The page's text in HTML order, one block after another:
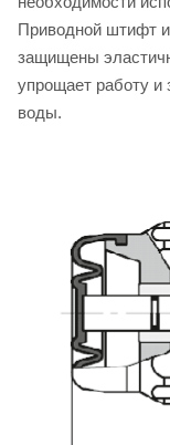
Приводной штифт и
защищены
упрощает работу и
воды.